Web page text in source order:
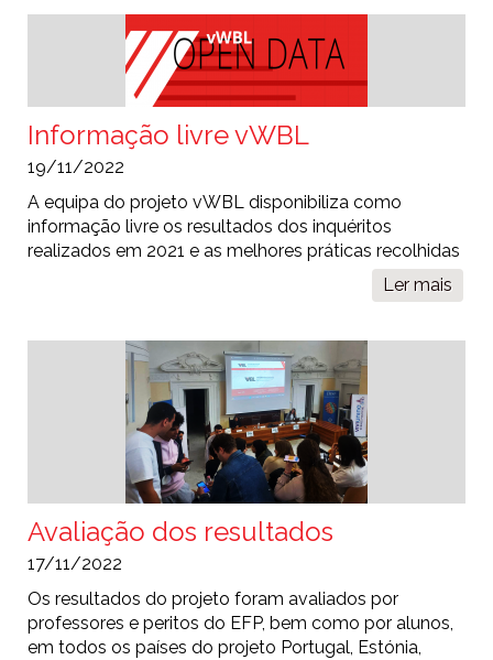
Informação livre vWBL
19/11/2022
A equipa do projeto vWBL disponibiliza como
informação livre os resultados dos inquéritos
realizados em 2021 e as melhores práticas recolhidas
Ler mais
Avaliação dos resultados
17/11/2022
Os resultados do projeto foram avaliados por
professores e peritos do EFP, bem como por alunos,
em todos os países do projeto Portugal, Estónia,